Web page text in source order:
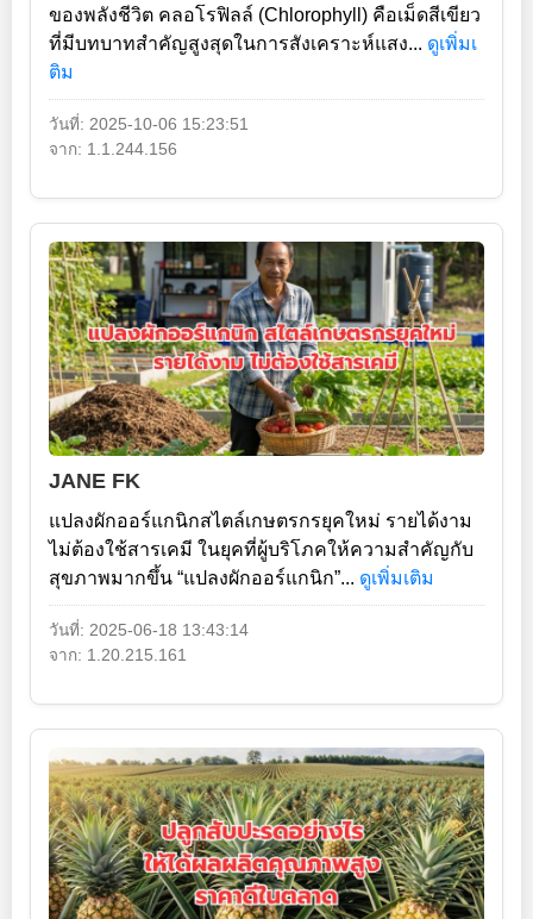
ของพลังชีวิต คลอโรฟิลล์ (Chlorophyll) คือเม็ดสีเขียว
ที่มีบทบาทสำคัญสูงสุดในการสังเคราะห์แสง... ดูเพิ่มเ
ติม
วันที่: 2025-10-06 15:23:51
จาก: 1.1.244.156
JANE FK
แปลงผักออร์แกนิกสไตล์เกษตรกรยุคใหม่ รายได้งาม
ไม่ต้องใช้สารเคมี ในยุคที่ผู้บริโภคให้ความสำคัญกับ
สุขภาพมากขึ้น “แปลงผักออร์แกนิก”... ดูเพิ่มเติม
วันที่: 2025-06-18 13:43:14
จาก: 1.20.215.161